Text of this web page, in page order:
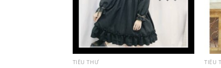
TIỂU THƯ TIỂU